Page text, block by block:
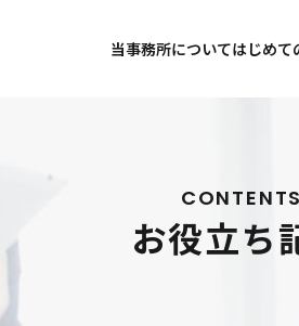
当事務所についてはじめて
事務所コ
無料相談
飲食
ネッ
海外か
CONTENTS
お役立ち
お役立ち記事